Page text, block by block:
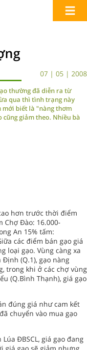
07 | 05 | 2008
thường đã diễn ra từ
qua thì tình trạng này
mới biết là "nàng thơm
giảm theo. Nhiều bà
hơn trước thời điểm
Chợ Đào: 16.000-
An 15% tấm:
các điểm bán gạo giá
loại gạo. Vùng càng xa
(Q.1), gạo nàng
trong khi ở các chợ vùng
(Q.Bình Thạnh), giá gạo
đúng giá như cam kết
chuyển vào mua gạo
ĐBSCL, giá gạo đang